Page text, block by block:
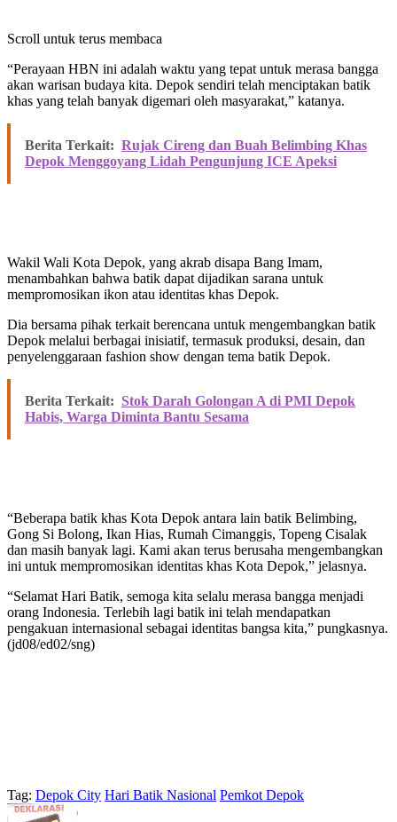
Scroll untuk terus membaca
“Perayaan HBN ini adalah waktu yang tepat untuk merasa bangga
akan warisan budaya kita. Depok sendiri telah menciptakan batik
khas yang telah banyak digemari oleh masyarakat,” katanya.
Berita Terkait: Rujak Cireng dan Buah Belimbing Khas
Depok Menggoyang Lidah Pengunjung ICE Apeksi
Wakil Wali Kota Depok, yang akrab disapa Bang Imam,
menambahkan bahwa batik dapat dijadikan sarana untuk
mempromosikan ikon atau identitas khas Depok.
Dia bersama pihak terkait berencana untuk mengembangkan batik
Depok melalui berbagai inisiatif, termasuk produksi, desain, dan
penyelenggaraan fashion show dengan tema batik Depok.
Berita Terkait: Stok Darah Golongan A di PMI Depok
Habis, Warga Diminta Bantu Sesama
“Beberapa batik khas Kota Depok antara lain batik Belimbing,
Gong Si Bolong, Ikan Hias, Rumah Cimanggis, Topeng Cisalak
dan masih banyak lagi. Kami akan terus berusaha mengembangkan
ini untuk mempromosikan identitas khas Kota Depok,” jelasnya.
“Selamat Hari Batik, semoga kita selalu merasa bangga menjadi
orang Indonesia. Terlebih lagi batik ini telah mendapatkan
pengakuan internasional sebagai identitas bangsa kita,” pungkasnya.
(jd08/ed02/sng)
Tag: Depok City Hari Batik Nasional Pemkot Depok